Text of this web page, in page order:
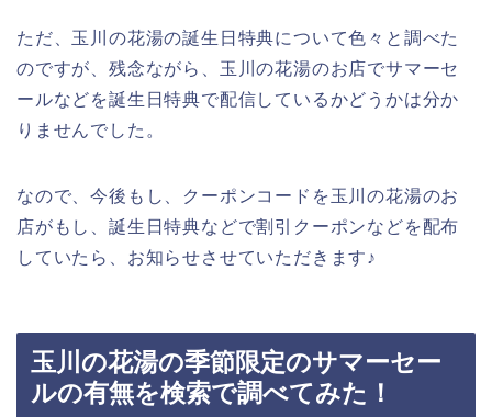
ただ、玉川の花湯の誕生日特典について色々と調べた
のですが、残念ながら、玉川の花湯のお店でサマーセ
ールなどを誕生日特典で配信しているかどうかは分か
りませんでした。
なので、今後もし、クーポンコードを玉川の花湯のお
店がもし、誕生日特典などで割引クーポンなどを配布
していたら、お知らせさせていただきます♪
玉川の花湯の季節限定のサマーセー
ルの有無を検索で調べてみた！